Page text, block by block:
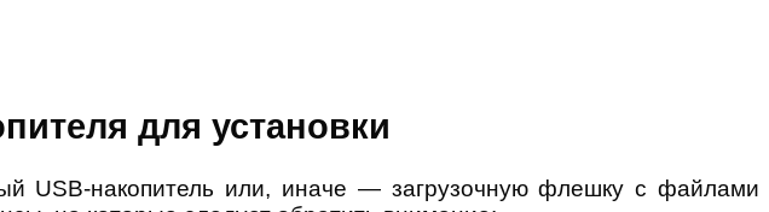
для установки
USB-накопитель или, иначе — загрузочную флешку с файлами